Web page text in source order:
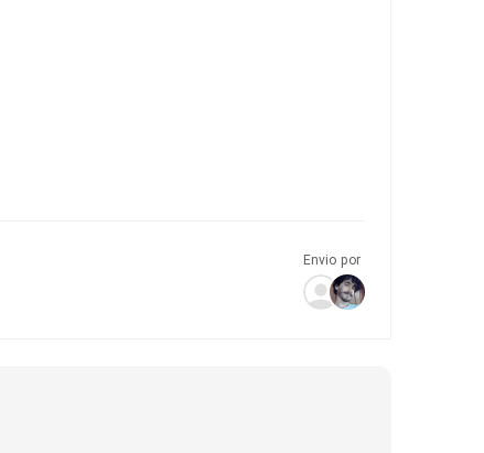
Envio por